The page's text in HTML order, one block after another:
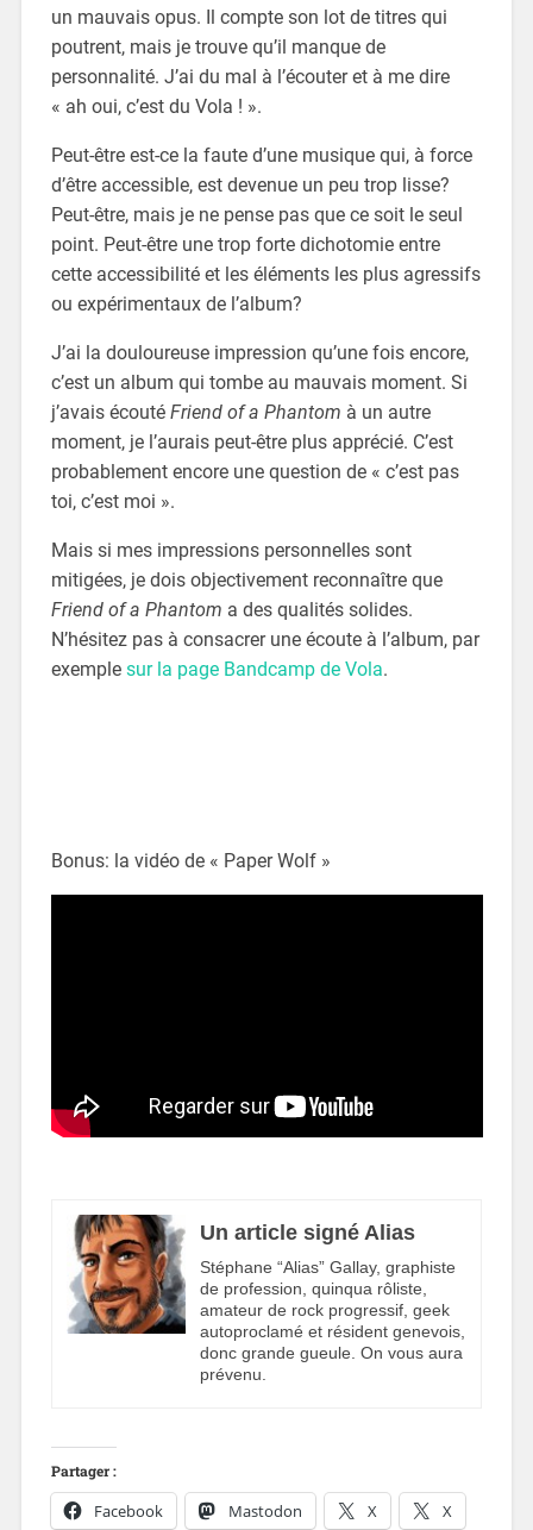
un mauvais opus. Il compte son lot de titres qui
poutrent, mais je trouve qu’il manque de
personnalité. J’ai du mal à l’écouter et à me dire
« ah oui, c’est du Vola ! ».
Peut-être est-ce la faute d’une musique qui, à force
d’être accessible, est devenue un peu trop lisse?
Peut-être, mais je ne pense pas que ce soit le seul
point. Peut-être une trop forte dichotomie entre
cette accessibilité et les éléments les plus agressifs
ou expérimentaux de l’album?
J’ai la douloureuse impression qu’une fois encore,
c’est un album qui tombe au mauvais moment. Si
j’avais écouté Friend of a Phantom à un autre
moment, je l’aurais peut-être plus apprécié. C’est
probablement encore une question de « c’est pas
toi, c’est moi ».
Mais si mes impressions personnelles sont
mitigées, je dois objectivement reconnaître que
Friend of a Phantom a des qualités solides.
N’hésitez pas à consacrer une écoute à l’album, par
exemple sur la page Bandcamp de Vola.
Bonus: la vidéo de « Paper Wolf »
Un article signé Alias
Stéphane “Alias” Gallay, graphiste
de profession, quinqua rôliste,
amateur de rock progressif, geek
autoproclamé et résident genevois,
donc grande gueule. On vous aura
prévenu.
Partager :
Facebook Mastodon X X